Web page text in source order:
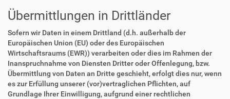
Übermittlungen in Drittländer
Sofern wir Daten in einem Drittland (d.h. außerhalb der
Europäischen Union (EU) oder des Europäischen
Wirtschaftsraums (EWR)) verarbeiten oder dies im Rahmen der
Inanspruchnahme von Diensten Dritter oder Offenlegung, bzw.
Übermittlung von Daten an Dritte geschieht, erfolgt dies nur, wenn
es zur Erfüllung unserer (vor)vertraglichen Pflichten, auf
Grundlage Ihrer Einwilligung, aufgrund einer rechtlichen